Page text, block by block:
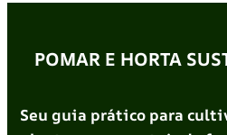
POMAR E HORTA
Seu guia prático para